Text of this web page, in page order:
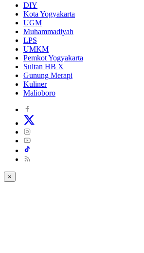
DIY
Kota Yogyakarta
UGM
Muhammadiyah
LPS
UMKM
Pemkot Yogyakarta
Sultan HB X
Gunung Merapi
Kuliner
Malioboro
×